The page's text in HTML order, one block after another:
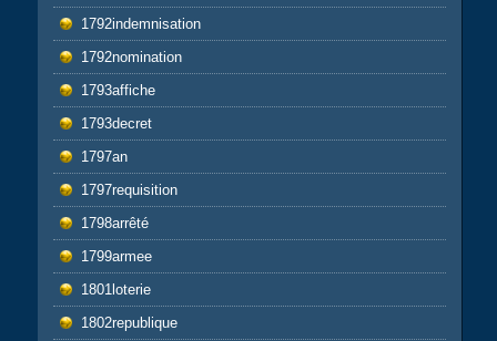
1792indemnisation
1792nomination
1793affiche
1793decret
1797an
1797requisition
1798arrêté
1799armee
1801loterie
1802republique